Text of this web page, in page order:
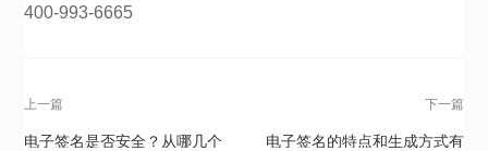
400-993-6665​​​​​​​​
上一篇
电子签名是否安全？从哪几个
下一篇
电子签名的特点和生成方式有